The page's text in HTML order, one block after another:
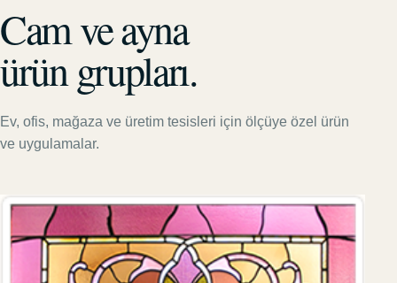
Cam ve ayna
ürün grupları.
Ev, ofis, mağaza ve üretim tesisleri için ölçüye özel ürün
ve uygulamalar.